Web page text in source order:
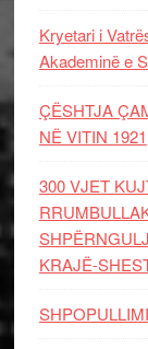
Kryetari i
Akademinë e
ÇËSHTJA
NË VITIN 1921
300 VJET
KRAJË-